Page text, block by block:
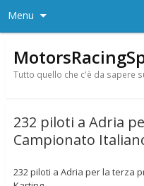
Menu
Tutto quello che c'è da sapere
232 piloti a Adria
Campionato
232 piloti a Adria per la terza